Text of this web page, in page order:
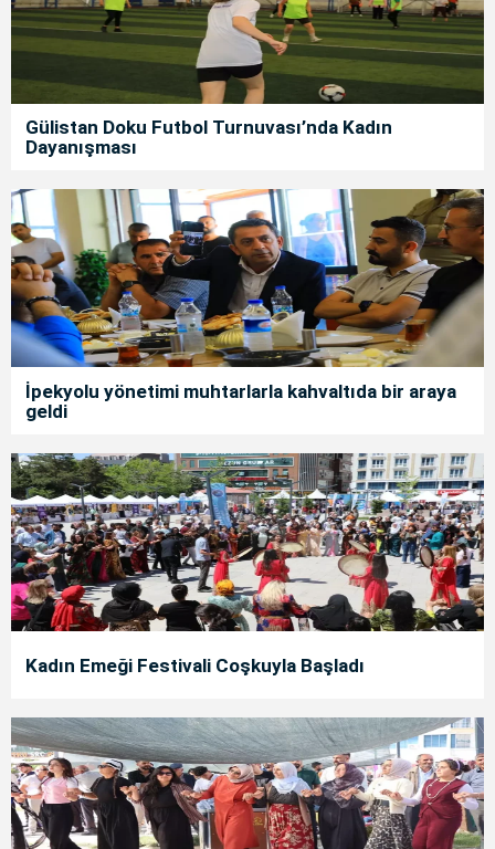
Gülistan Doku Futbol Turnuvası’nda Kadın
Dayanışması
İpekyolu yönetimi muhtarlarla kahvaltıda bir araya
geldi
Kadın Emeği Festivali Coşkuyla Başladı